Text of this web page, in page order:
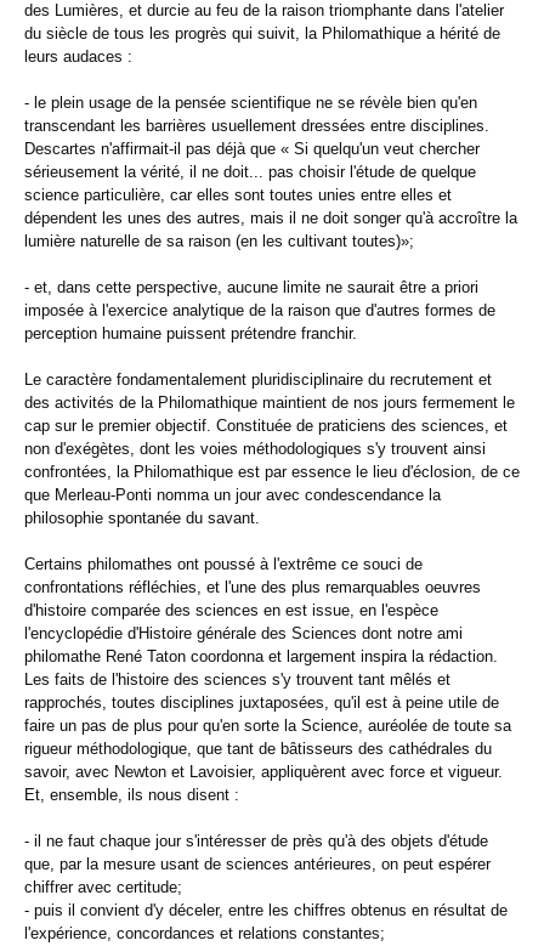
des Lumières, et durcie au feu de la raison triomphante dans l'atelier
du siècle de tous les progrès qui suivit, la Philomathique a hérité de
leurs audaces :
- le plein usage de la pensée scientifique ne se révèle bien qu'en
transcendant les barrières usuellement dressées entre disciplines.
Descartes n'affirmait-il pas déjà que « Si quelqu'un veut chercher
sérieusement la vérité, il ne doit... pas choisir l'étude de quelque
science particulière, car elles sont toutes unies entre elles et
dépendent les unes des autres, mais il ne doit songer qu'à accroître la
lumière naturelle de sa raison (en les cultivant toutes)»;
- et, dans cette perspective, aucune limite ne saurait être a priori
imposée à l'exercice analytique de la raison que d'autres formes de
perception humaine puissent prétendre franchir.
Le caractère fondamentalement pluridisciplinaire du recrutement et
des activités de la Philomathique maintient de nos jours fermement le
cap sur le premier objectif. Constituée de praticiens des sciences, et
non d'exégètes, dont les voies méthodologiques s'y trouvent ainsi
confrontées, la Philomathique est par essence le lieu d'éclosion, de ce
que Merleau-Ponti nomma un jour avec condescendance la
philosophie spontanée du savant.
Certains philomathes ont poussé à l'extrême ce souci de
confrontations réfléchies, et l'une des plus remarquables oeuvres
d'histoire comparée des sciences en est issue, en l'espèce
l'encyclopédie d'Histoire générale des Sciences dont notre ami
philomathe René Taton coordonna et largement inspira la rédaction.
Les faits de l'histoire des sciences s'y trouvent tant mêlés et
rapprochés, toutes disciplines juxtaposées, qu'il est à peine utile de
faire un pas de plus pour qu'en sorte la Science, auréolée de toute sa
rigueur méthodologique, que tant de bâtisseurs des cathédrales du
savoir, avec Newton et Lavoisier, appliquèrent avec force et vigueur.
Et, ensemble, ils nous disent :
- il ne faut chaque jour s'intéresser de près qu'à des objets d'étude
que, par la mesure usant de sciences antérieures, on peut espérer
chiffrer avec certitude;
- puis il convient d'y déceler, entre les chiffres obtenus en résultat de
l'expérience, concordances et relations constantes;